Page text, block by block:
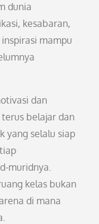
dunia
kesabaran,
mampu
dan
belajar dan
yang selalu siap
muridnya.
kelas bukan
di mana